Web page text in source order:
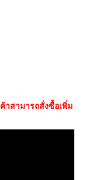
าสามารถสั่งซื้อเพิ่ม